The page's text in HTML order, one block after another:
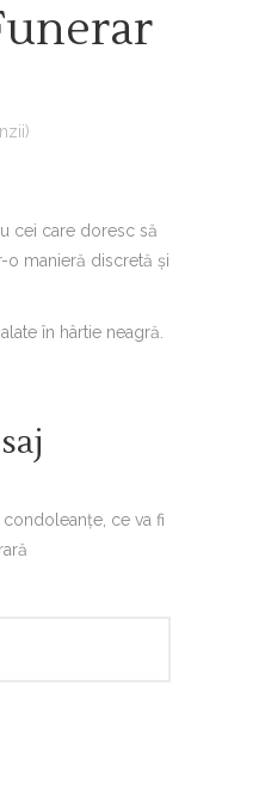
cei care doresc să
o manieră discretă și
în hârtie neagră.
ce va fi